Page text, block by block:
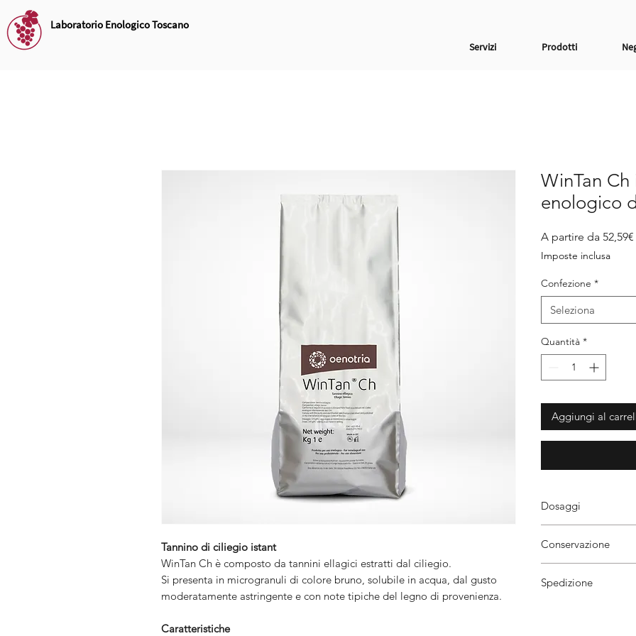
Laboratorio Enologico Toscano
Servizi Prodotti
Tannino di ciliegio istant
WinTan Ch è composto da tannini ellagici estratti dal ciliegio.
Si presenta in microgranuli di colore bruno, solubile in acqua, dal gusto
moderatamente astringente e con note tipiche del legno di provenienza.
Caratteristiche
WinTan
enologico
A partire da 52,59€
Imposte inclusa
Confezione *
Seleziona
Quantità *
Aggiungi al
Dosaggi
Incorporare la
il rimontaggio.
Dosi medie
Conservazione
a temperature
Spedizione